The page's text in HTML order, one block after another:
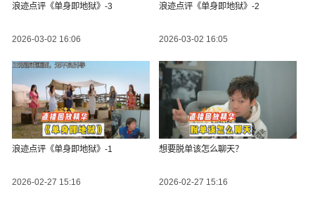
浪迹点评《单身即地狱》-3
2026-03-02 16:06
浪迹点评《单身即地狱》-2
2026-03-02 16:05
浪迹点评《单身即地狱》-1
2026-02-27 15:16
想要脱单该怎么聊天？
2026-02-27 15:16